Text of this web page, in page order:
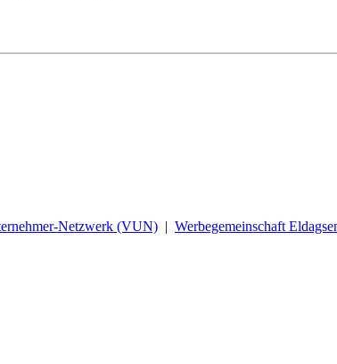
Netzwerk (VUN) | Werbegemeinschaft